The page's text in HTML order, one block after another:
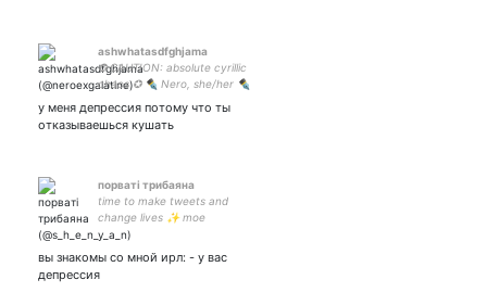
ashwhatasdfghjama
✪ CAUTION: absolute cyrillic
chaos ✪ ✒ Nero, she/her ✒
husband ✒ for price check
the pinned twt pfp: Riyo
у меня депрессия потому что ты
отказываешься кушать
порватi трибаяна
time to make tweets and
change lives ✨ moe
cookitteh gf 🖤
РОССИЯ
вы знакомы со мной ирл: - у вас
депрессия